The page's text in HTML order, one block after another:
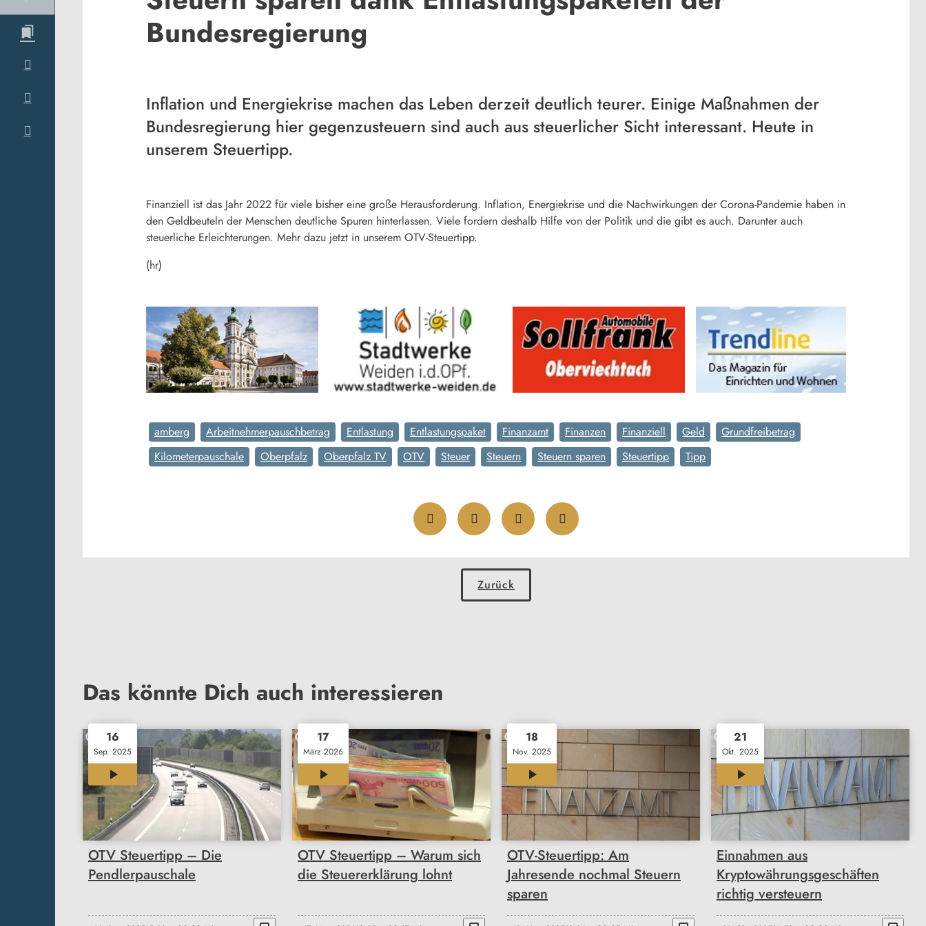
Bundesregierung
Inflation und Energiekrise machen das Leben derzeit deutlich teurer. Einige Maßnahmen der
Bundesregierung hier gegenzusteuern sind auch aus steuerlicher Sicht interessant. Heute in
unserem Steuertipp.
Finanziell ist das Jahr 2022 für viele bisher eine große Herausforderung. Inflation, Energiekrise und die Nachwirkungen der Corona-Pandemie haben in
den Geldbeuteln der Menschen deutliche Spuren hinterlassen. Viele fordern deshalb Hilfe von der Politik und die gibt es auch. Darunter auch
steuerliche Erleichterungen. Mehr dazu jetzt in unserem OTV-Steuertipp.
(hr)
amberg Arbeitnehmerpauschbetrag Entlastung Entlastungspaket Finanzamt Finanzen Finanziell Geld
Grundfreibetrag
Kilometerpauschale
Oberpfalz Oberpfalz TV OTV Steuer Steuern Steuern sparen Steuertipp Tipp
Zurück
Das könnte Dich auch interessieren
16
Sep. 2025
02:30
OTV Steuertipp – Die
Pendlerpauschale
17
März 2026
03:17
OTV Steuertipp – Warum sich
die Steuererklärung lohnt
18
Nov. 2025
02:35
OTV-Steuertipp: Am
Jahresende nochmal Steuern
sparen
21
Okt. 2025
02:23
Einnahmen aus
Kryptowährungsgeschäften
richtig versteuern